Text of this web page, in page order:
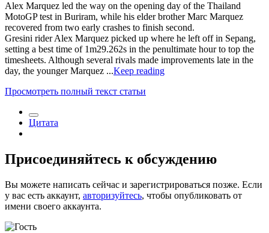
Alex Marquez led the way on the opening day of the Thailand
MotoGP test in Buriram, while his elder brother Marc Marquez
recovered from two early crashes to finish second.
Gresini rider Alex Marquez picked up where he left off in Sepang,
setting a best time of 1m29.262s in the penultimate hour to top the
timesheets. Although several rivals made improvements late in the
day, the younger Marquez ...Keep reading
Просмотреть полный текст статьи
Цитата
Присоединяйтесь к обсуждению
Вы можете написать сейчас и зарегистрироваться позже. Если
у вас есть аккаунт, авторизуйтесь, чтобы опубликовать от
имени своего аккаунта.